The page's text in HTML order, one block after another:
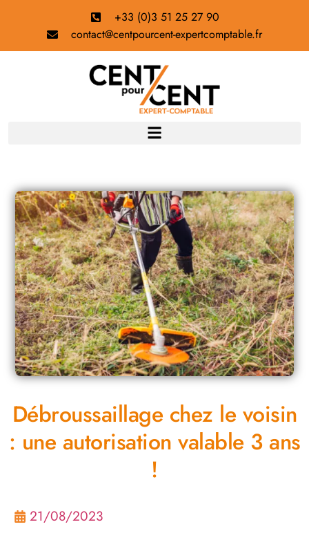
+33 (0)3 51 25 27 90
contact@centpourcent-expertcomptable.fr
Débroussaillage chez le voisin
: une autorisation valable 3 ans
!
21/08/2023